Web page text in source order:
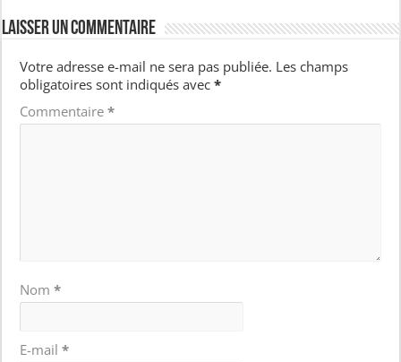
Laisser un commentaire
Votre adresse e-mail ne sera pas publiée. Les champs
obligatoires sont indiqués avec*
Commentaire*
Nom*
E-mail*